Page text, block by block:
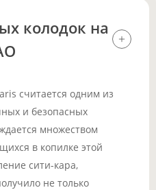
колодок на
считается одним из
и безопасных
множеством
в копилке этой
сити-кара,
не только